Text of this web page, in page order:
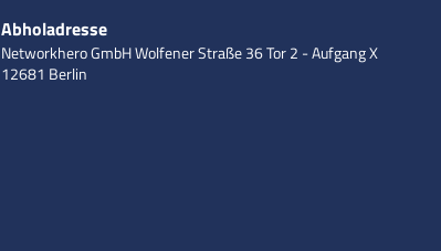
Abholadresse
Networkhero GmbHWolfener Straße 36Tor 2 - Aufgang X
12681 Berlin